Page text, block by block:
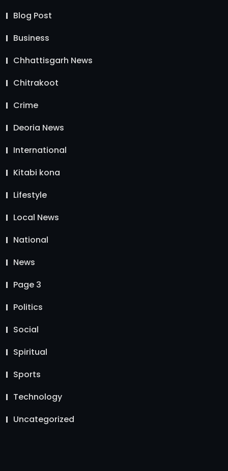
Blog Post
Business
Chhattisgarh News
Chitrakoot
Crime
Deoria News
International
Kitabi kona
Lifestyle
Local News
National
News
Page 3
Politics
Social
Spiritual
Sports
Technology
Uncategorized